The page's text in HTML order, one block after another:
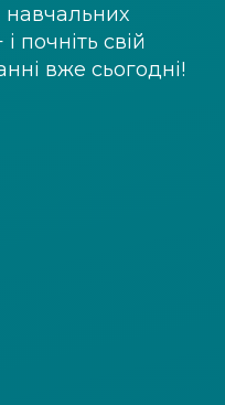
навчальних
і почніть свій
вже сьогодні!